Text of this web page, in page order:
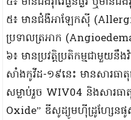
៥៖ មានជំងឺអាឡែកស៊ី
ប្រទាលត្រអាក
៦៖ មានប្រវត្តិប្រតិកម្មជាមួយនឹង
សាំងកូវីដ-១៩នេះ មានសារធា
សម្លាប់រួច WIV04 និងសារធ
Oxide” ឌីសូដ្យូមហ៊ីដ្រូហ្សែន